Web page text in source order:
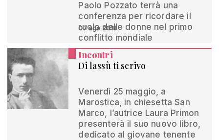
Paolo Pozzato terrà una
conferenza per ricordare il
ruolo delle donne nel primo
conflitto mondiale
07 ago 2018
Incontri
Di lassù ti scrivo
Venerdì 25 maggio, a
Marostica, in chiesetta San
Marco, l’autrice Laura Primon
presenterà il suo nuovo libro,
dedicato al giovane tenente